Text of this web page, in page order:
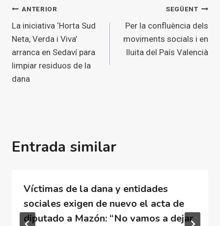
Navegació
d'entrades
ANTERIOR
La iniciativa ‘Horta Sud
Neta, Verda i Viva’
arranca en Sedaví para
limpiar residuos de la
dana
SEGÜENT
Per la confluència dels
moviments socials i en
lluita del País Valencià
Entrada similar
Víctimas de la dana y entidades
sociales exigen de nuevo el acta de
diputado a Mazón: “No vamos a dejar